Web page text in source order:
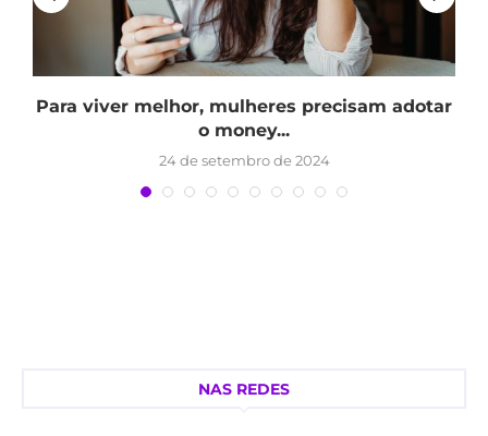
Para viver melhor, mulheres precisam adotar
o money...
24 de setembro de 2024
NAS REDES